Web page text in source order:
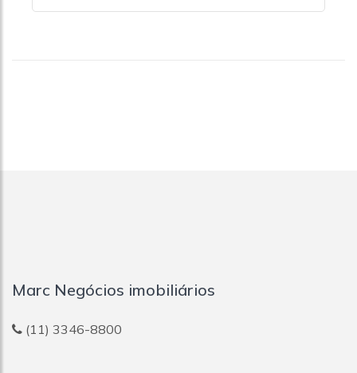
Marc Negócios imobiliários
(11) 3346-8800